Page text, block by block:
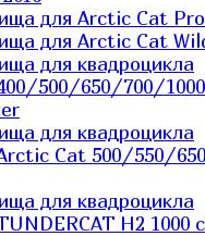
для Arctic Cat
для Arctic Cat
для квадроцикла
500/650/700/1000
для квадроцикла
Cat 500/550/
для квадроцикла
H2 1000 c